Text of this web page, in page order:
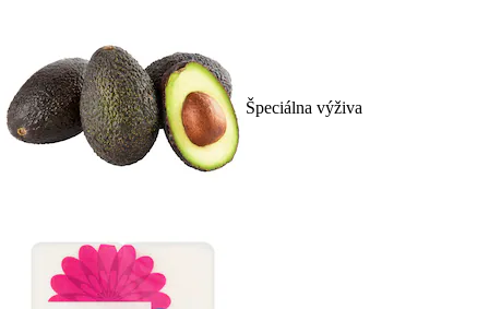
Špeciálna výživa